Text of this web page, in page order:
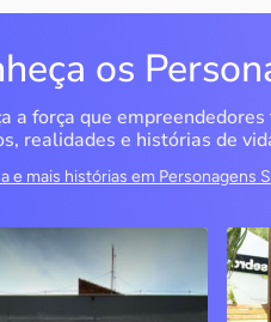
os
a força que
realidades e histórias de
e mais histórias em Personagens
Software